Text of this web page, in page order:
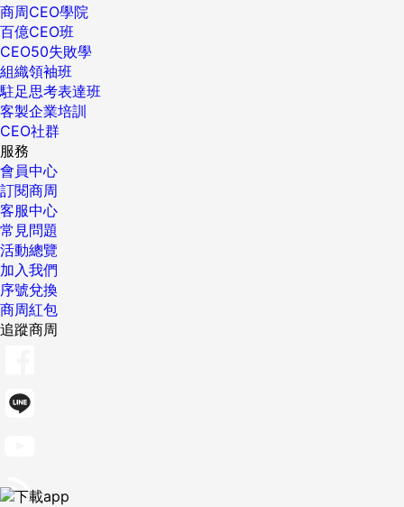
商周CEO學院
百億CEO班
CEO50失敗學
組織領袖班
駐足思考表達班
客製企業培訓
CEO社群
服務
會員中心
訂閱商周
客服中心
常見問題
活動總覽
加入我們
序號兌換
商周紅包
追蹤商周